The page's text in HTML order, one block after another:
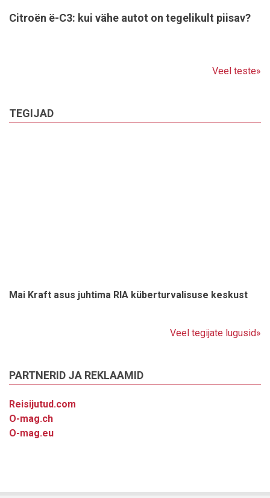
Citroën ë-C3: kui vähe autot on tegelikult piisav?
Veel teste»
TEGIJAD
Mai Kraft asus juhtima RIA küberturvalisuse keskust
Veel tegijate lugusid»
PARTNERID JA REKLAAMID
Reisijutud.com
O-mag.ch
O-mag.eu